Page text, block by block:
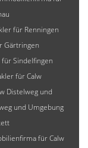
für Renningen
Gärtringen
Sindelfingen
für Calw
Distelweg und
und Umgebung
für Calw